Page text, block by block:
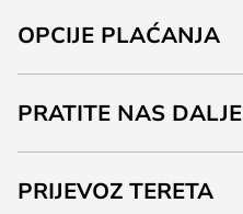
OPCIJE PLAĆANJA
PRATITE NAS DALJE
PRIJEVOZ TERETA